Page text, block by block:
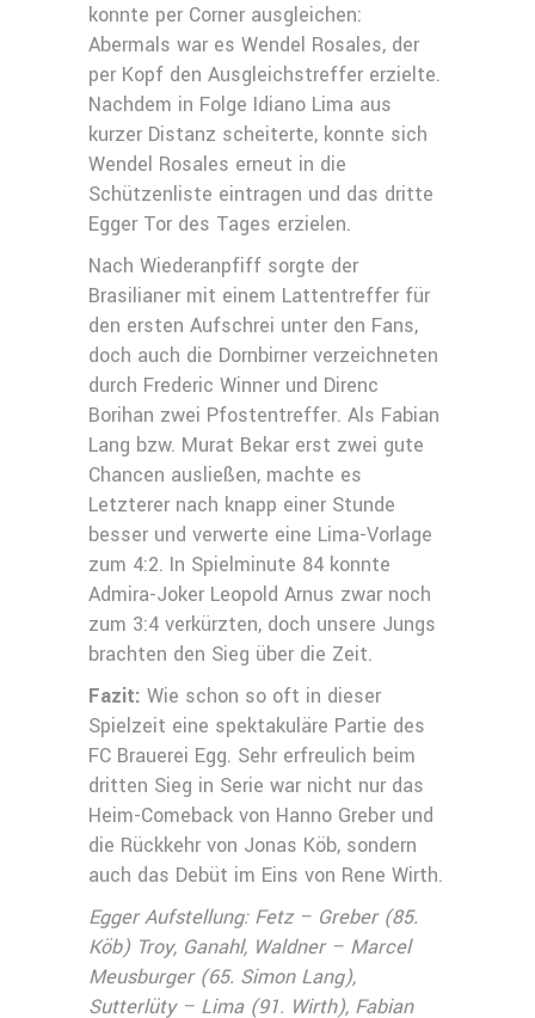
konnte per Corner ausgleichen:
Abermals war es Wendel Rosales, der
per Kopf den Ausgleichstreffer erzielte.
Nachdem in Folge Idiano Lima aus
kurzer Distanz scheiterte, konnte sich
Wendel Rosales erneut in die
Schützenliste eintragen und das dritte
Egger Tor des Tages erzielen.
Nach Wiederanpfiff sorgte der
Brasilianer mit einem Lattentreffer für
den ersten Aufschrei unter den Fans,
doch auch die Dornbirner verzeichneten
durch Frederic Winner und Direnc
Borihan zwei Pfostentreffer. Als Fabian
Lang bzw. Murat Bekar erst zwei gute
Chancen ausließen, machte es
Letzterer nach knapp einer Stunde
besser und verwerte eine Lima-Vorlage
zum 4:2. In Spielminute 84 konnte
Admira-Joker Leopold Arnus zwar noch
zum 3:4 verkürzten, doch unsere Jungs
brachten den Sieg über die Zeit.
Fazit: Wie schon so oft in dieser
Spielzeit eine spektakuläre Partie des
FC Brauerei Egg. Sehr erfreulich beim
dritten Sieg in Serie war nicht nur das
Heim-Comeback von Hanno Greber und
die Rückkehr von Jonas Köb, sondern
auch das Debüt im Eins von Rene Wirth.
Egger Aufstellung: Fetz – Greber (85.
Köb) Troy, Ganahl, Waldner – Marcel
Meusburger (65. Simon Lang),
Sutterlüty – Lima (91. Wirth), Fabian